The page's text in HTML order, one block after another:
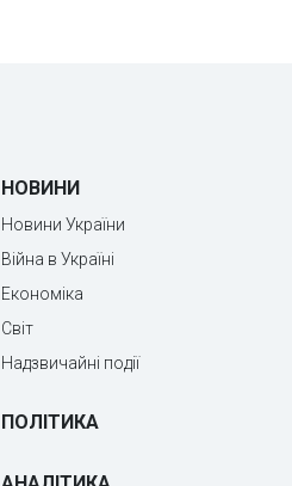
НОВИНИ
Новини України
Війна в Україні
Економіка
Світ
Надзвичайні події
ПОЛІТИКА